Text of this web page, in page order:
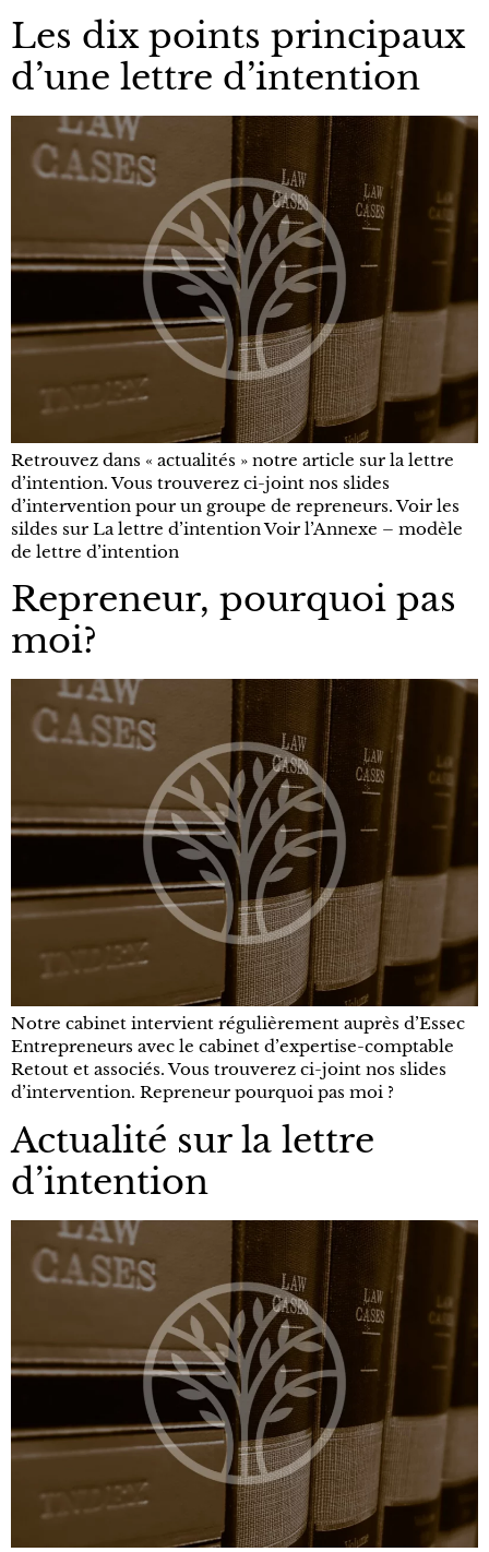
Les dix points principaux
d’une lettre d’intention
Retrouvez dans « actualités » notre article sur la lettre
d’intention. Vous trouverez ci-joint nos slides
d’intervention pour un groupe de repreneurs. Voir les
sildes sur La lettre d’intention Voir l’Annexe – modèle
de lettre d’intention
Repreneur, pourquoi pas
moi?
Notre cabinet intervient régulièrement auprès d’Essec
Entrepreneurs avec le cabinet d’expertise-comptable
Retout et associés. Vous trouverez ci-joint nos slides
d’intervention. Repreneur pourquoi pas moi ?
Actualité sur la lettre
d’intention